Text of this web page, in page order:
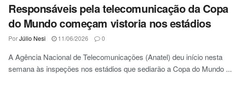
Responsáveis pela telecomunicação da Copa
do Mundo começam vistoria nos estádios
PorJúlio Nesi 11/06/2026 0
A Agência Nacional de Telecomunicações (Anatel) deu início nesta
semana às inspeções nos estádios que sediarão a Copa do Mundo ...